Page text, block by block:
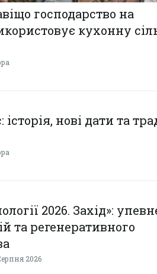
господарство на
кухонну
нові дати та
2026. Захід»:
та регенеративного
2026